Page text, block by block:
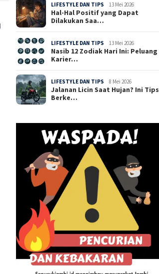
LIFESTYLE DAN TIPS 13 Mei 2026
Hal-Hal Positif yang Dapat
Dilakukan Saa…
LIFESTYLE DAN TIPS 13 Mei 2026
Nasib 12 Zodiak Hari Ini: Peluang
Karier…
LIFESTYLE DAN TIPS 8 Mei 2026
Jalanan Licin Saat Hujan? Ini Tips
Berke…